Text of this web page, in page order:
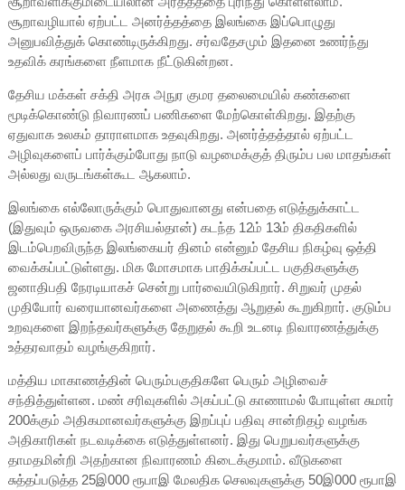
சூறாவழியால் ஏற்பட்ட அனர்த்தத்தை இலங்கை இப்பொழுது
அனுபவித்துக் கொண்டிருக்கிறது. சர்வதேசமும் இதனை உணர்ந்து
உதவிக் கரங்களை நீளமாக நீட்டுகின்றன.
தேசிய மக்கள் சக்தி அரசு அநுர குமர தலைமையில் கண்களை
மூடிக்கொண்டு நிவாரணப் பணிகளை மேற்கொள்கிறது. இதற்கு
ஏதுவாக உலகம் தாராளமாக உதவுகிறது. அனர்த்தத்தால் ஏற்பட்ட
அழிவுகளைப் பார்க்கும்போது நாடு வழமைக்குத் திரும்ப பல மாதங்கள்
அல்லது வருடங்கள்கூட ஆகலாம்.
இலங்கை எல்லோருக்கும் பொதுவானது என்பதை எடுத்துக்காட்ட
(இதுவும் ஒருவகை அரசியல்தான்) கடந்த 12ம் 13ம் திகதிகளில்
இடம்பெறவிருந்த இலங்கையர் தினம் என்னும் தேசிய நிகழ்வு ஒத்தி
வைக்கப்பட்டுள்ளது. மிக மோசமாக பாதிக்கப்பட்ட பகுதிகளுக்கு
ஜனாதிபதி நேரடியாகச் சென்று பார்வையிடுகிறார். சிறுவர் முதல்
முதியோர் வரையானவர்களை அணைத்து ஆறுதல் கூறுகிறார். குடும்ப
உறவுகளை இறந்தவர்களுக்கு தேறுதல் கூறி உடனடி நிவாரணத்துக்கு
உத்தரவாதம் வழங்குகிறார்.
மத்திய மாகாணத்தின் பெரும்பகுதிகளே பெரும் அழிவைச்
சந்தித்துள்ளன. மண் சரிவுகளில் அகப்பட்டு காணாமல் போயுள்ள சுமார்
200க்கும் அதிகமானவர்களுக்கு இறப்புப் பதிவு சான்றிதழ் வழங்க
அதிகாரிகள் நடவடிக்கை எடுத்துள்ளனர். இது பெறுபவர்களுக்கு
தாமதமின்றி அதற்கான நிவாரணம் கிடைக்குமாம். வீடுகளை
சுத்தப்படுத்த 25இ000 ரூபாஇ மேலதிக செலவுகளுக்கு 50இ000 ரூபாஇ